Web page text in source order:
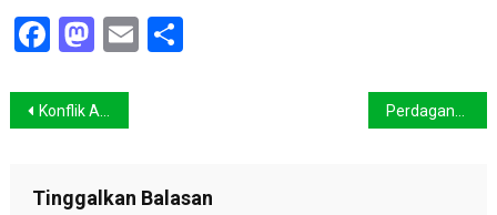
Facebook
Mastodon
EmailShare
Navigasi
Konflik Agraria Ogan Ilir Kembali Menelan Korban
Tinggalkan Balasan